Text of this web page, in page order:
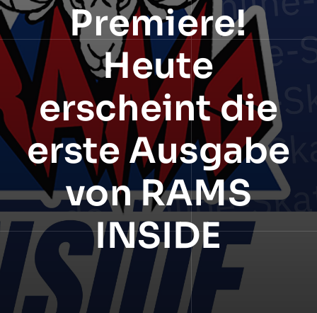
Premiere!
Heute
erscheint die
erste Ausgabe
von RAMS
INSIDE